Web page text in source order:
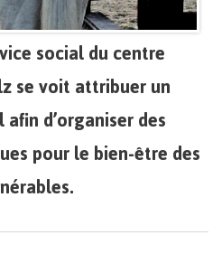
social du centre
se voit attribuer un
d’organiser des
pour le bien-être des